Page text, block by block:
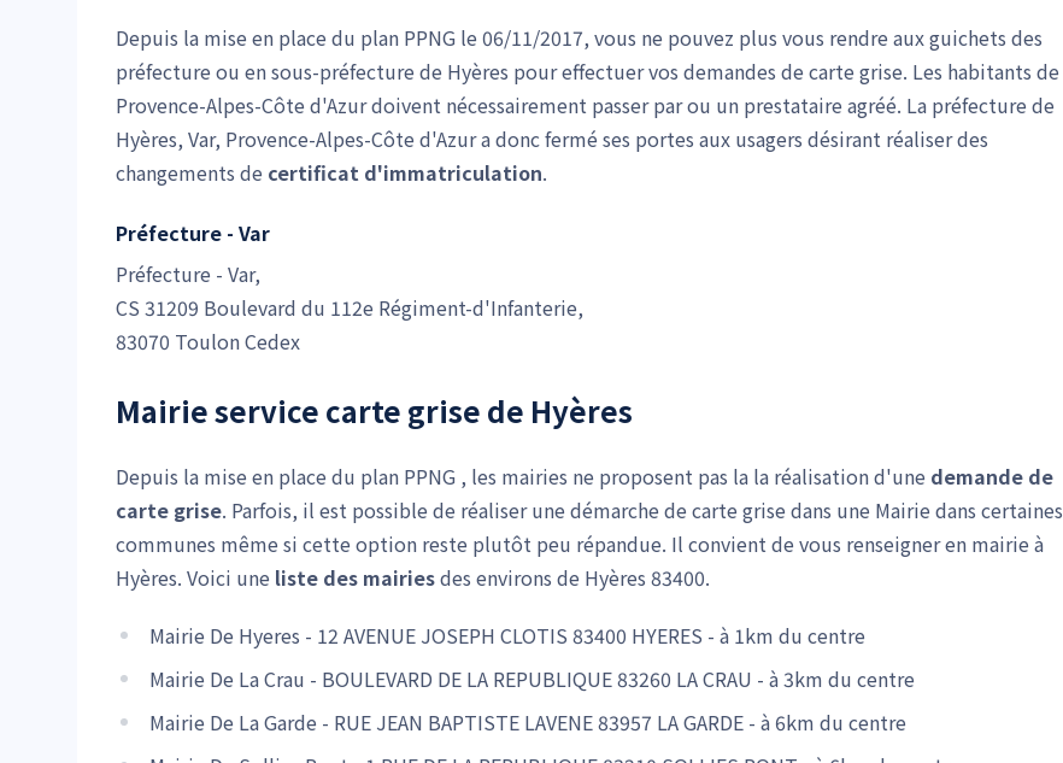
Depuis la mise en place du plan PPNG le 06/11/2017, vous ne pouvez plus vous rendre aux guichets des
préfecture ou en sous-préfecture de Hyères pour effectuer vos demandes de carte grise. Les habitants de
Provence-Alpes-Côte d'Azur doivent nécessairement passer par ou un prestataire agréé. La préfecture de
Hyères, Var, Provence-Alpes-Côte d'Azur a donc fermé ses portes aux usagers désirant réaliser des
changements de certificat d'immatriculation.
Préfecture - Var
Préfecture - Var,
CS 31209 Boulevard du 112e Régiment-d'Infanterie,
83070 Toulon Cedex
Mairie service carte grise de Hyères
Depuis la mise en place du plan PPNG , les mairies ne proposent pas la la réalisation d'une demande de
carte grise. Parfois, il est possible de réaliser une démarche de carte grise dans une Mairie dans certaines
communes même si cette option reste plutôt peu répandue. Il convient de vous renseigner en mairie à
Hyères. Voici une liste des mairiesdes environs de Hyères 83400.
Mairie De Hyeres - 12 AVENUE JOSEPH CLOTIS 83400 HYERES - à 1km du centre
Mairie De La Crau - BOULEVARD DE LA REPUBLIQUE 83260 LA CRAU - à 3km du centre
Mairie De La Garde - RUE JEAN BAPTISTE LAVENE 83957 LA GARDE - à 6km du centre